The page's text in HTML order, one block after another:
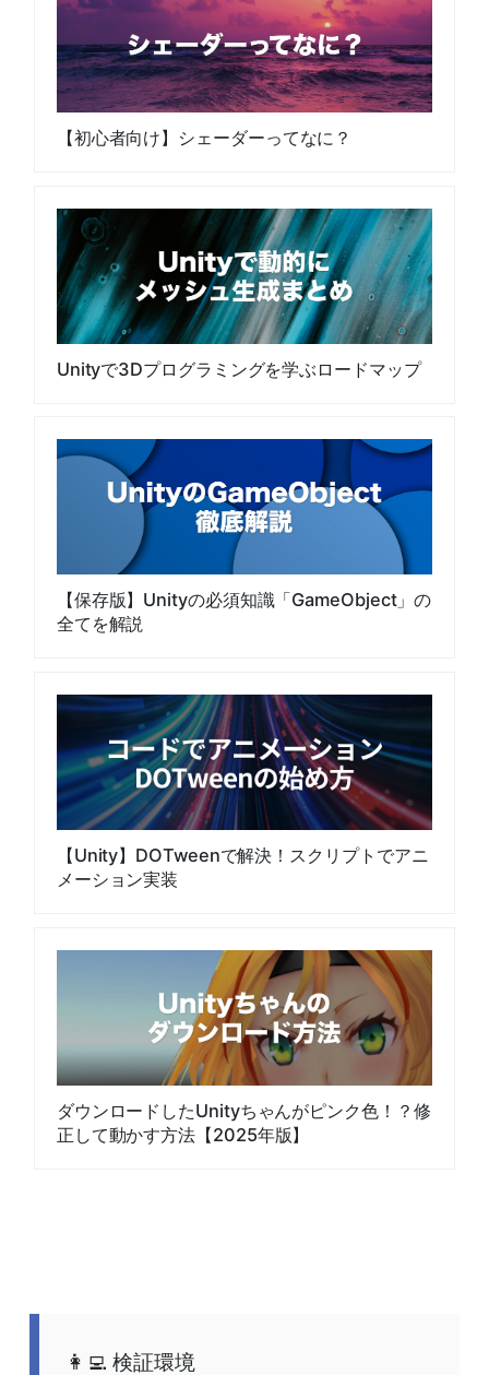
【初心者向け】シェーダーってなに？
Unityで3Dプログラミングを学ぶロードマップ
【保存版】Unityの必須知識「GameObject」の
全てを解説
【Unity】DOTweenで解決！スクリプトでアニ
メーション実装
ダウンロードしたUnityちゃんがピンク色！？修
正して動かす方法【2025年版】
検証環境